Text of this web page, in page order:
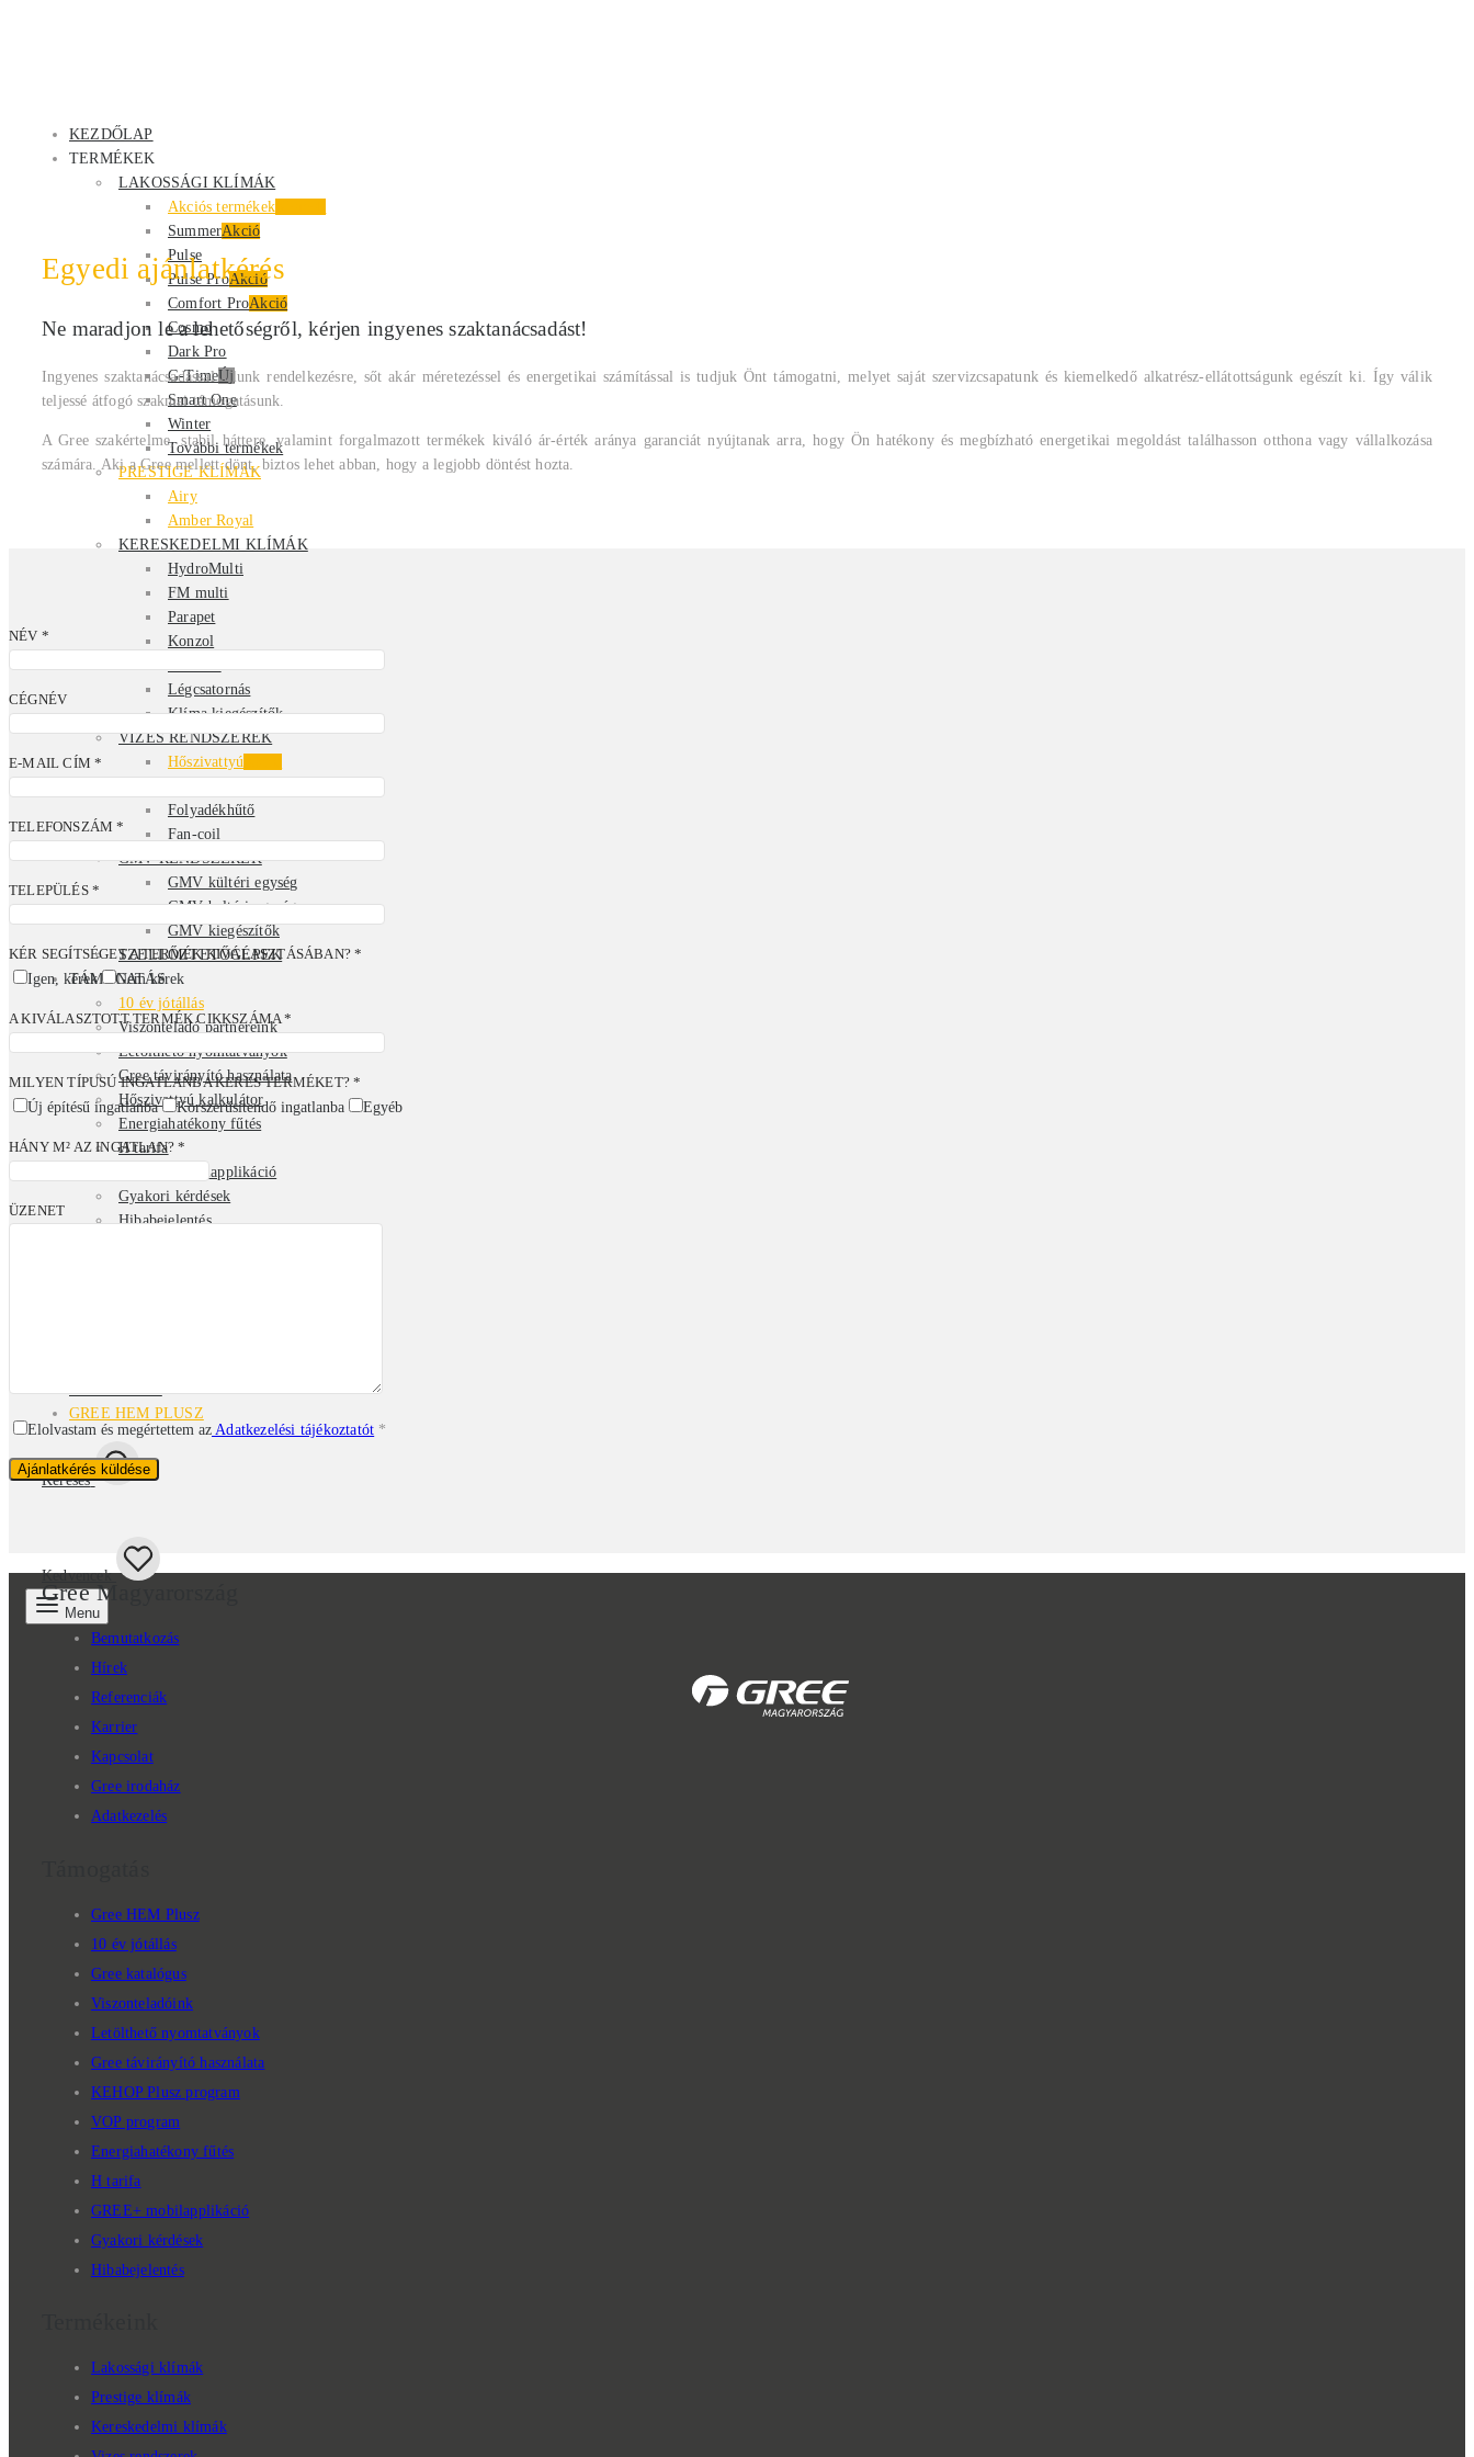
KEZDŐLAP
TERMÉKEK
LAKOSSÁGI KLÍMÁK
Akciós termékek
SummerAkció
Pulse
Pulse ProAkció
Comfort ProAkció
Cosmo
Dark Pro
G-TimeÚj
Smart One
Winter
További termékek
PRESTIGE KLÍMÁK
Airy
Amber Royal
KERESKEDELMI KLÍMÁK
HydroMulti
FM multi
Parapet
Konzol
Kazettás
Légcsatornás
Klíma kiegészítők
VIZES RENDSZEREK
Hőszivattyú
Folyadékhűtő
Fan-coil
GMV RENDSZEREK
GMV kültéri egység
GMV beltéri egység
GMV kiegészítők
SZELLŐZTETŐGÉPEK
TÁMOGATÁS
10 év jótállás
Viszonteladó partnereink
Letölthető nyomtatványok
Gree távirányító használata
Hőszivattyú kalkulátor
Energiahatékony fűtés
H tarifa
GREE+ mobilapplikáció
Gyakori kérdések
Hibabejelentés
KATALÓGUS
GREE HEM PLUSZ
Keresés
Kedvencek
Menu
Egyedi ajánlatkérés
Ne maradjon le a lehetőségről, kérjen ingyenes szaktanácsadást!
Ingyenes szaktanácsadással állunk rendelkezésre, sőt akár méretezéssel és energetikai számítással is tudjuk Önt támogatni, melyet saját szervizcsapatunk és kiemelkedő alkatrész-ellátottságunk egészít ki. Így válik
teljessé átfogó szakmai támogatásunk.
A Gree szakértelme, stabil háttere, valamint forgalmazott termékek kiváló ár-érték aránya garanciát nyújtanak arra, hogy Ön hatékony és megbízható energetikai megoldást találhasson otthona vagy vállalkozása
számára. Aki a Gree mellett dönt, biztos lehet abban, hogy a legjobb döntést hozta.
NÉV *
CÉGNÉV
E-MAIL CÍM *
TELEFONSZÁM *
TELEPÜLÉS *
KÉR SEGÍTSÉGET A TERMÉK KIVÁLASZTÁSÁBAN? *
Igen, kérek
Nem kérek
A KIVÁLASZTOTT TERMÉK CIKKSZÁMA *
MILYEN TÍPUSÚ INGATLANBA KERES TERMÉKET? *
Új építésű ingatlanba
Korszerűsítendő ingatlanba Egyéb
HÁNY M² AZ INGATLAN? *
ÜZENET
Elolvastam és megértettem az Adatkezelési tájékoztatót *
Gree Magyarország
Bemutatkozás
Hírek
Referenciák
Karrier
Kapcsolat
Gree irodaház
Adatkezelés
Gree HEM Plusz
10 év jótállás
Gree katalógus
Viszonteladóink
Letölthető nyomtatványok
Gree távirányító használata
KEHOP Plusz program
VOP program
Energiahatékony fűtés
H tarifa
GREE+ mobilapplikáció
Gyakori kérdések
Hibabejelentés
Lakossági klímák
Prestige klímák
Kereskedelmi klímák